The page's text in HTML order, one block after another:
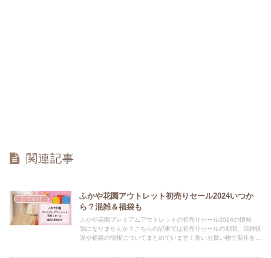
関連記事
おでかけ
ふかや花園アウトレット初売りセール2024いつか
ら？混雑＆福袋も
ふかや花園プレミアムアウトレットの初売りセール2024の情報、
気になりませんか？こちらの記事では初売りセールの期間、混雑状
況や福袋の情報についてまとめています！良いお買い物で新年をス